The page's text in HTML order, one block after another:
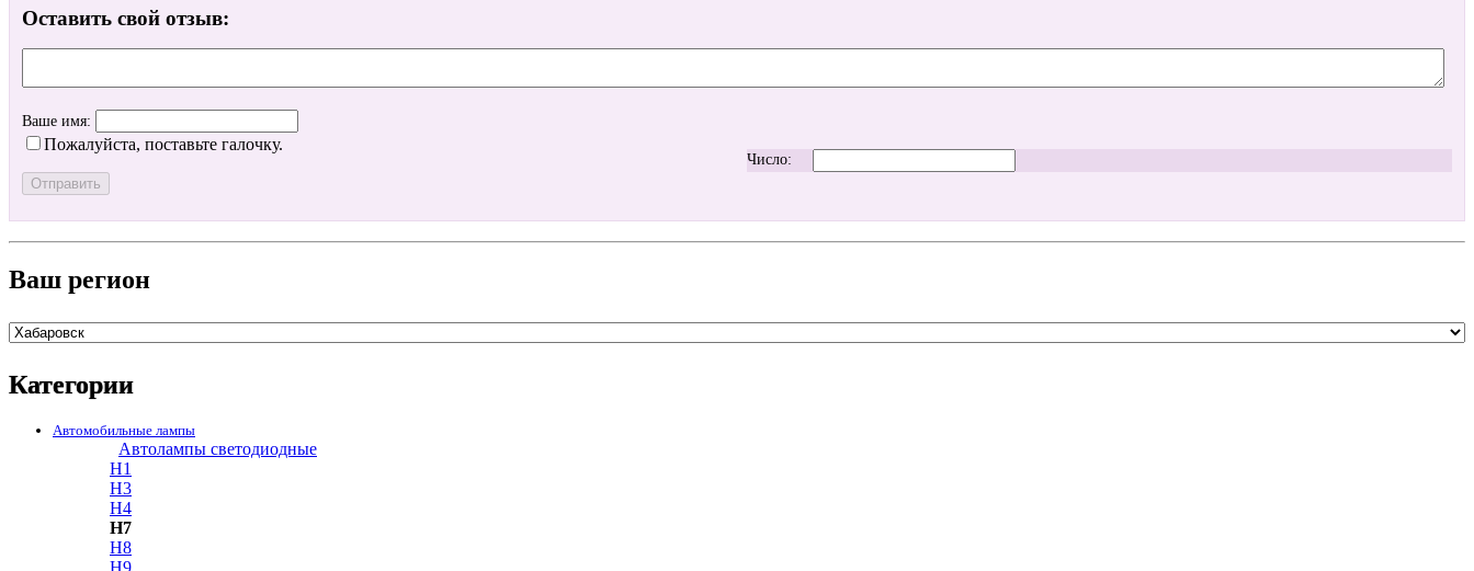
Оставить свой отзыв:
Ваше имя:
Пожалуйста, поставьте галочку.
Число:
Ваш регион
Категории
Автомобильные лампы
Автолампы светодиодные
H1
H3
H4
H7
H8
H9